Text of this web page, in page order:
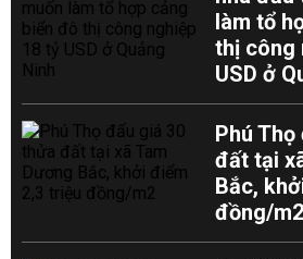
làm tổ
thị công
USD ở
Phú
đất tại
Bắc,
đồng/m2